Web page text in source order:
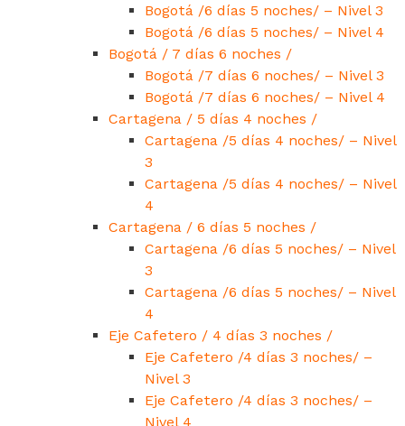
Bogotá /6 días 5 noches/ – Nivel 3
Bogotá /6 días 5 noches/ – Nivel 4
Bogotá / 7 días 6 noches /
Bogotá /7 días 6 noches/ – Nivel 3
Bogotá /7 días 6 noches/ – Nivel 4
Cartagena / 5 días 4 noches /
Cartagena /5 días 4 noches/ – Nivel
3
Cartagena /5 días 4 noches/ – Nivel
4
Cartagena / 6 días 5 noches /
Cartagena /6 días 5 noches/ – Nivel
3
Cartagena /6 días 5 noches/ – Nivel
4
Eje Cafetero / 4 días 3 noches /
Eje Cafetero /4 días 3 noches/ –
Nivel 3
Eje Cafetero /4 días 3 noches/ –
Nivel 4